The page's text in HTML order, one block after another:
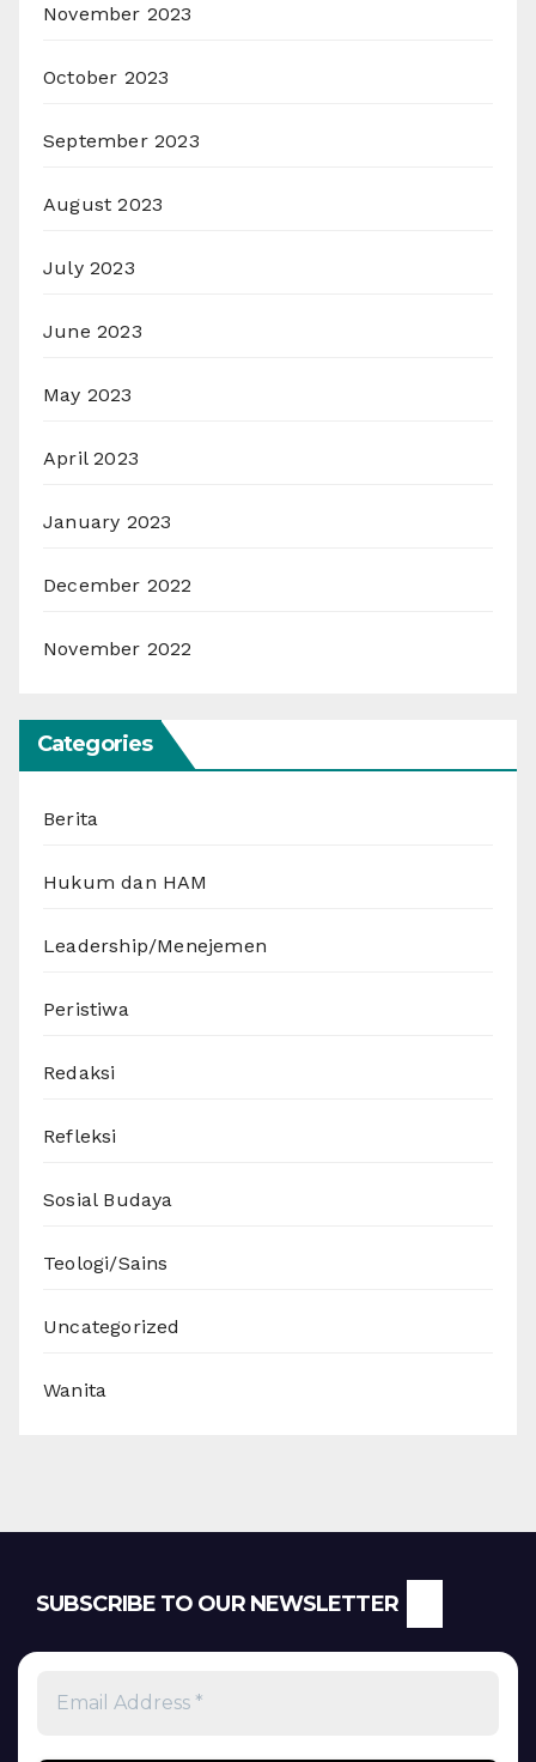
November 2023
October 2023
September 2023
August 2023
July 2023
June 2023
May 2023
April 2023
January 2023
December 2022
November 2022
Categories
Berita
Hukum dan HAM
Leadership/Menejemen
Peristiwa
Redaksi
Refleksi
Sosial Budaya
Teologi/Sains
Uncategorized
Wanita
SUBSCRIBE TO OUR NEWSLETTER
Address